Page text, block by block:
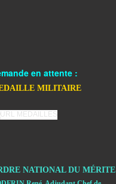
en attente :
MILITAIRE
NATIONAL DU MÉRITE